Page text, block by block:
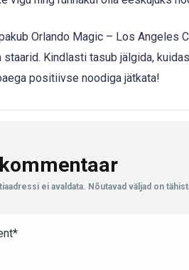
Orlando Magic – Los Angeles
Kindlasti tasub jälgida,
positiivse noodiga jätkata!
ei avaldata. Nõutavad väljad on